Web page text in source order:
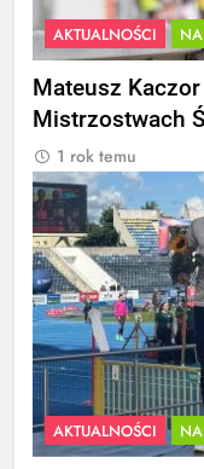
AKTUALNOŚCI
Mateusz
Mistrzostwach
1 rok temu
AKTUALNOŚCI